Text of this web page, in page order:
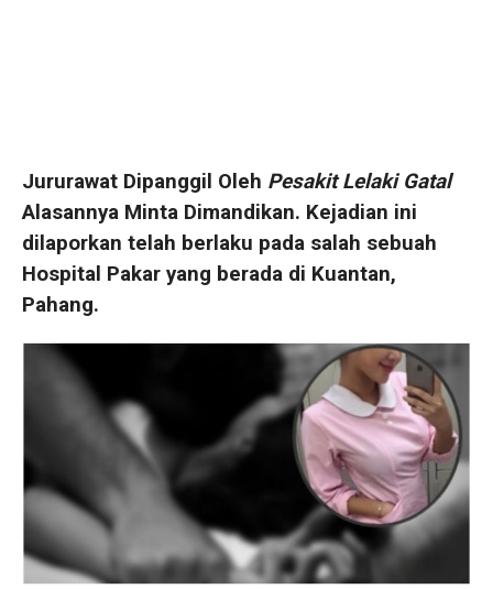
Jururawat Dipanggil Oleh Pesakit Lelaki Gatal
Alasannya Minta Dimandikan. Kejadian ini
dilaporkan telah berlaku pada salah sebuah
Hospital Pakar yang berada di Kuantan,
Pahang.